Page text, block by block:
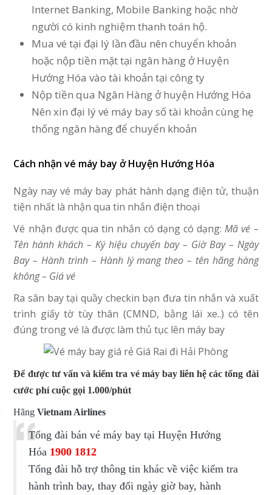
Internet Banking, Mobile Banking hoặc nhờ
người có kinh nghiệm thanh toán hộ.
Mua vé tại đại lý lần đầu nên chuyển khoản
hoặc nộp tiền mặt tại ngân hàng ở Huyện
Hướng Hóa vào tài khoản tại công ty
Nộp tiền qua Ngân Hàng ở huyện Hướng Hóa
Nên xin đại lý vé máy bay số tài khoản cùng hẹ
thống ngân hàng để chuyển khoản
Cách nhận vé máy bay ở Huyện Hướng Hóa
Ngày nay vé máy bay phát hành dạng điện tử, thuận
tiện nhất là nhận qua tin nhắn điện thoại
Vé nhận được qua tin nhắn có dạng có dạng:Mã vé –
Tên hành khách – Ký hiệu chuyến bay – Giờ Bay – Ngày
Bay – Hành trình – Hành lý mang theo – tên hãng hàng
không – Giá vé
Ra sân bay tại quầy checkin bạn đưa tin nhắn và xuất
trình giấy tờ tùy thân (CMND, bằng lái xe..) có tên
đúng trong vé là được làm thủ tục lên máy bay
Để được tư vấn và kiểm tra vé máy bay liên hệ các tổng đài
cước phí cuộc gọi 1.000/phút
HãngVietnam Airlines
Tổng đài bán vé máy bay tại Huyện Hướng
Hóa 1900 1812
Tổng đài hỗ trợ thông tin khác về việc kiểm tra
hành trình bay, thay đổi ngày giờ bay, hành